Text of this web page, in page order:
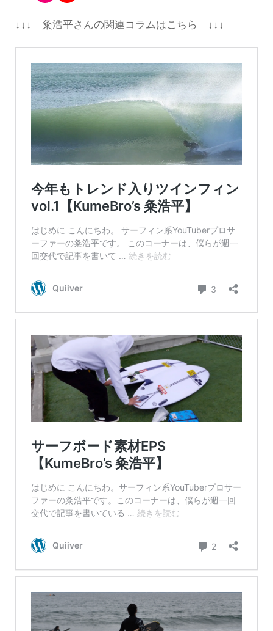
↓↓↓ 粂浩平さんの関連コラムはこちら ↓↓↓